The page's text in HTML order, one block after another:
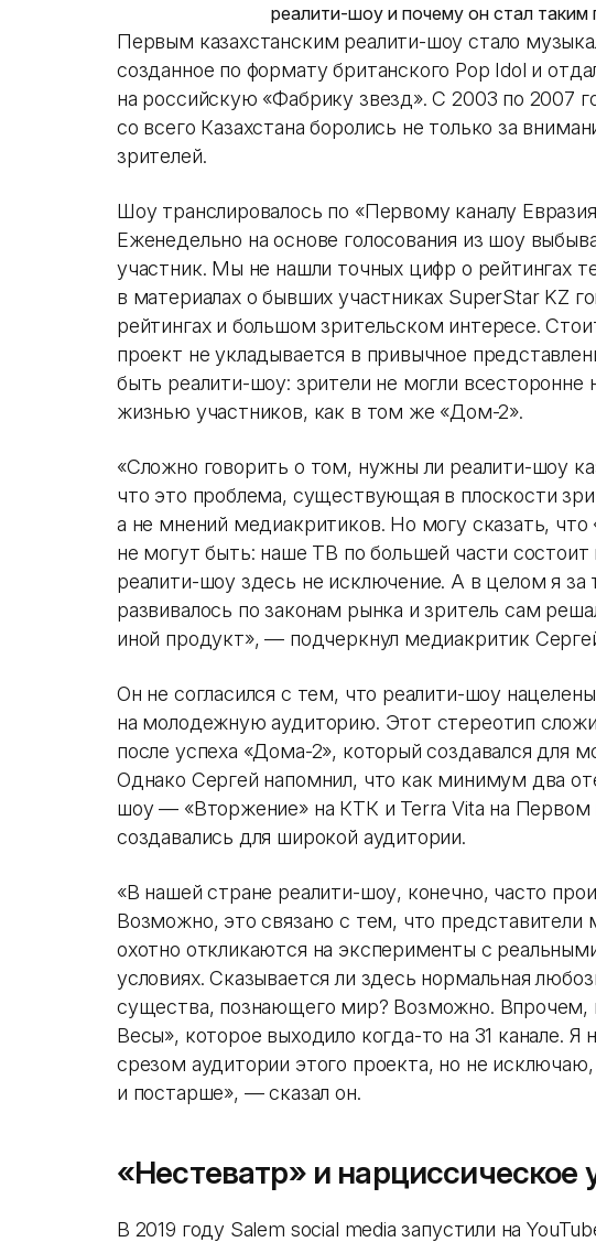
реалити-шоу и почему он стал таким
Первым казахстанским реалити-шоу стало
созданное по формату британского Pop Idol и
на российскую «Фабрику звезд». С 2003 по 2007
со всего Казахстана боролись не только за
зрителей.
Шоу транслировалось по «Первому каналу
Еженедельно на основе голосования из шоу
участник. Мы не нашли точных цифр о рейтингах
в материалах о бывших участниках SuperStar KZ
рейтингах и большом зрительском интересе.
проект не укладывается в привычное
быть реалити-шоу: зрители не могли всесторонне
жизнью участников, как в том же «Дом-2».
«Сложно говорить о том, нужны ли реалити-шоу
что это проблема, существующая в плоскости
а не мнений медиакритиков. Но могу сказать,
не могут быть: наше ТВ по большей части
реалити-шоу здесь не исключение. А в целом я за
развивалось по законам рынка и зритель сам
иной продукт», — подчеркнул медиакритик
Он не согласился с тем, что реалити-шоу
на молодежную аудиторию. Этот стереотип
после успеха «Дома-2», который создавался для
Однако Сергей напомнил, что как минимум два
шоу — «Вторжение» на КТК и Terra Vita на Первом
создавались для широкой аудитории.
«В нашей стране реалити-шоу, конечно, часто
Возможно, это связано с тем, что представители
охотно откликаются на эксперименты с
условиях. Сказывается ли здесь нормальная
существа, познающего мир? Возможно.
Весы», которое выходило когда-то на 31 канале. Я
срезом аудитории этого проекта, но не
и постарше», — сказал он.
«Нестеватр» и нарциссическое
В 2019 году Salem social media запустили на